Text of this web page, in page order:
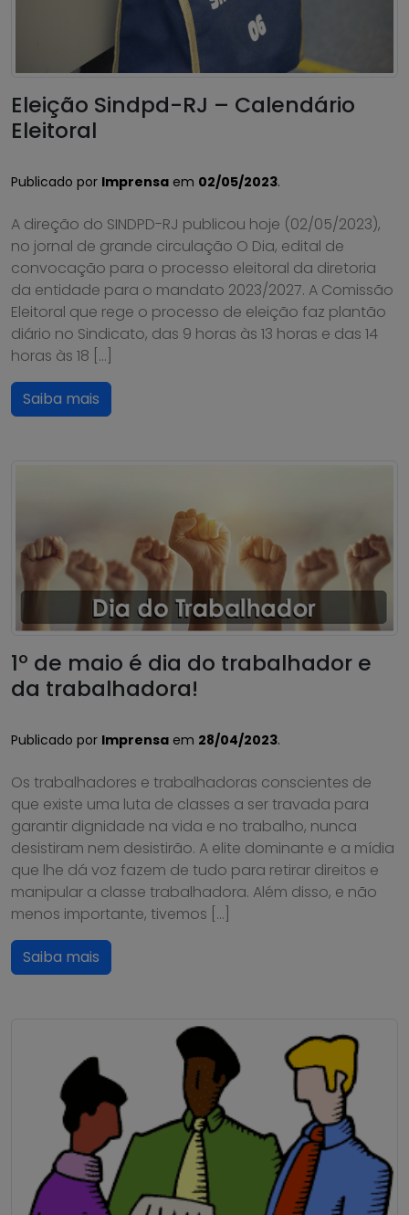
Eleição Sindpd-RJ – Calendário
Eleitoral
Publicado por Imprensa em 02/05/2023.
A direção do SINDPD-RJ publicou hoje (02/05/2023),
no jornal de grande circulação O Dia, edital de
convocação para o processo eleitoral da diretoria
da entidade para o mandato 2023/2027. A Comissão
Eleitoral que rege o processo de eleição faz plantão
diário no Sindicato, das 9 horas às 13 horas e das 14
horas às 18 […]
Saiba mais
1º de maio é dia do trabalhador e
da trabalhadora!
Publicado por Imprensa em 28/04/2023.
Os trabalhadores e trabalhadoras conscientes de
que existe uma luta de classes a ser travada para
garantir dignidade na vida e no trabalho, nunca
desistiram nem desistirão. A elite dominante e a mídia
que lhe dá voz fazem de tudo para retirar direitos e
manipular a classe trabalhadora. Além disso, e não
menos importante, tivemos […]
Saiba mais